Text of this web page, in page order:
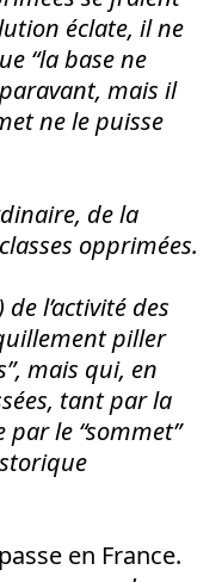
éclate, il ne
“la base ne
mais il
ne le puisse
de la
opprimées.
l’activité des
piller
mais qui, en
tant par la
le “sommet”
en France.